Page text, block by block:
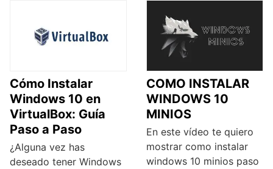
Cómo Instalar
Windows 10 en
VirtualBox: Guía
Paso a Paso
¿Alguna vez has
deseado tener Windows
COMO INSTALAR
WINDOWS 10
MINIOS
En este vídeo te quiero
mostrar como instalar
windows 10 minios paso